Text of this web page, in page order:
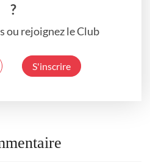
?
ou rejoignez le Club
S'inscrire